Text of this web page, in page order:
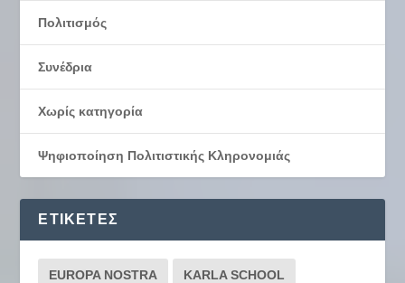
Πολιτισμός
Συνέδρια
Χωρίς κατηγορία
Ψηφιοποίηση Πολιτιστικής Κληρονομιάς
ΕΤΙΚΈΤΕΣ
EUROPA NOSTRA KARLA SCHOOL